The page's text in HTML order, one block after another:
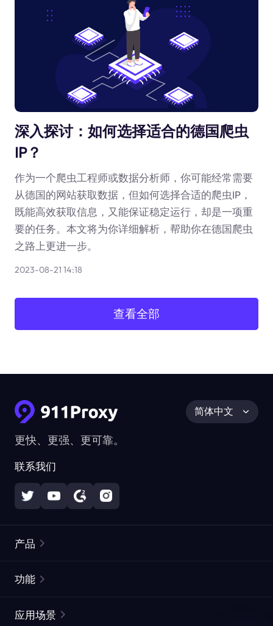
深入探讨：如何选择适合的德国爬虫
IP？
作为一个爬虫工程师或数据分析师，你可能经常需要
从德国的网站获取数据，但如何选择合适的爬虫IP，
既能高效获取信息，又能保证稳定运行，却是一项重
要的任务。本文将为你详细解析，帮助你在德国爬虫
之路上更进一步。
2023-08-21 14:18
查看全部
更快、更强、更可靠。
联系我们
简体中文
产品
静态住宅代理
功能
应用场景